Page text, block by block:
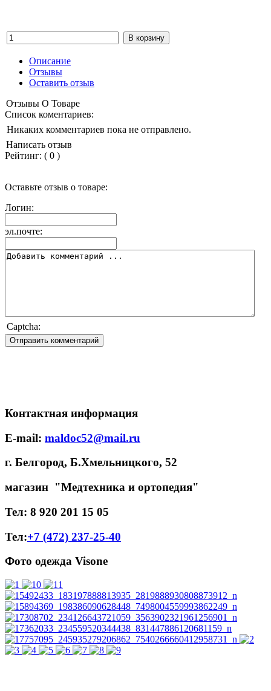
Описание
Отзывы
Оставить отзыв
Отзывы О Товаре
Список коментариев:
Никаких комментариев пока не отправлено.
Написать отзыв
Рейтинг: ( 0 )
Оставьте отзыв о товаре:
Логин:
эл.почте:
Captcha:
Контактная информация
E-mail: maldoc52@mail.ru
г. Белгород, Б.Хмельницкого, 52
магазин "Медтехника и ортопедия"
Тел: 8 920 201 15 05
Тел:+7 (472) 237-25-40
Фото одежда Visone